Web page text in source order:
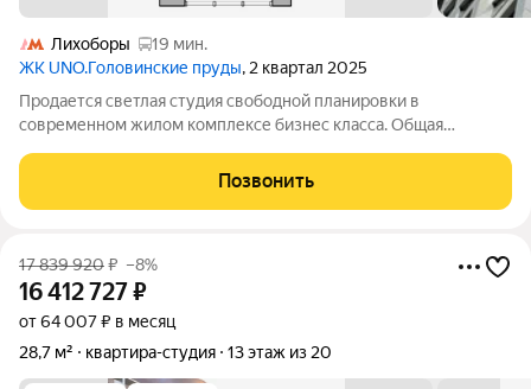
Лихоборы
19 мин.
ЖК UNO.Головинские пруды, 2 квартал 2025
Продается светлая студия свободной планировки в
современном жилом комплексе бизнес класса. Общая
чистый лист: объект продается без отделки, что позволит вам
воплотить любой дизайн-проект без
Позвонить
17 839 920₽ –8%
16 412 727₽
от 64 007 ₽ в месяц
28,7 м²
квартира-студия 13 этаж из 20